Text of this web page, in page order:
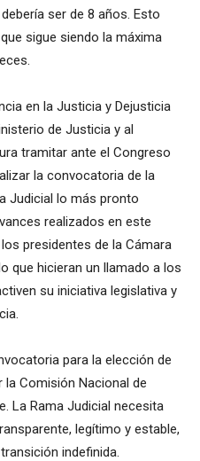
ser de 8 años. Esto
sigue siendo la máxima
en la Justicia y Dejusticia
de Justicia y al
tramitar ante el Congreso
la convocatoria de la
Judicial lo más pronto
realizados en este
presidentes de la Cámara
que hicieran un llamado a los
su iniciativa legislativa y
para la elección de
Comisión Nacional de
La Rama Judicial necesita
legítimo y estable,
indefinida.